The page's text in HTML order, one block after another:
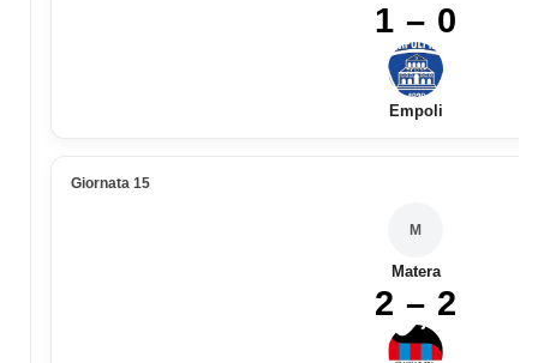
1 – 0
Empoli
Giornata 15
M
Matera
2 – 2